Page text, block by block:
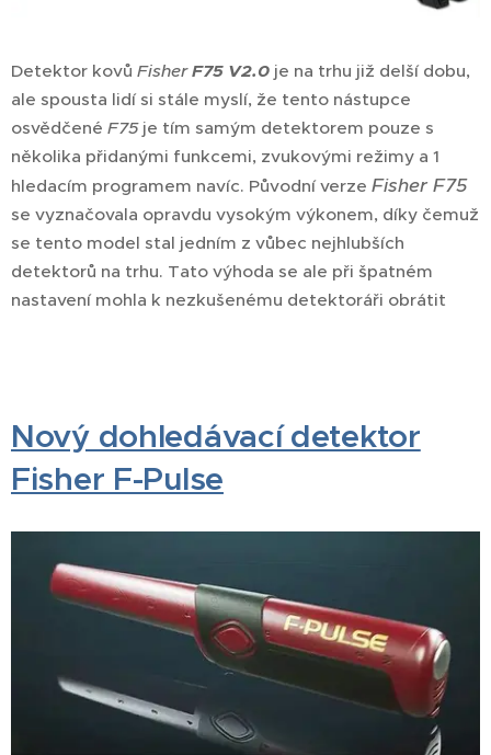
Detektor kovů FisherF75 V2.0 je na trhu již delší dobu,
ale spousta lidí si stále myslí, že tento nástupce
osvědčené F75je tím samým detektorem pouze s
několika přidanými funkcemi, zvukovými režimy a 1
hledacím programem navíc. Původní verze FisherF75
se vyznačovala opravdu vysokým výkonem, díky čemuž
se tento model stal jedním z vůbec nejhlubších
detektorů na trhu. Tato výhoda se ale při špatném
nastavení mohla k nezkušenému detektoráři obrátit
Nový dohledávací detektor
Fisher F-Pulse